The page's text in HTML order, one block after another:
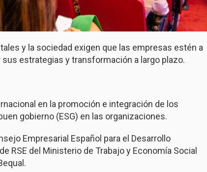
y la sociedad exigen que las empresas estén a
estrategias y transformación a largo plazo.
en la promoción e integración de los
gobierno (ESG) en las organizaciones.
Empresarial Español para el Desarrollo
RSE del Ministerio de Trabajo y Economía Social